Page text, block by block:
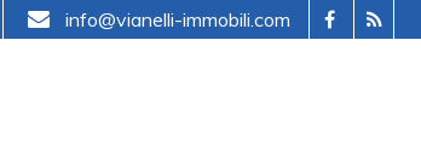
info@vianelli-immobili.com